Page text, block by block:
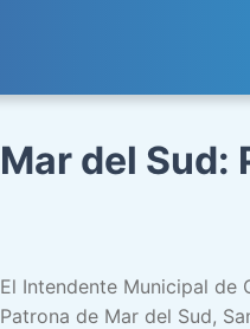
Mar del Sud:
El Intendente Municipal de
Patrona de Mar del Sud,